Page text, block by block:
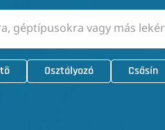
Osztályozó Csősín